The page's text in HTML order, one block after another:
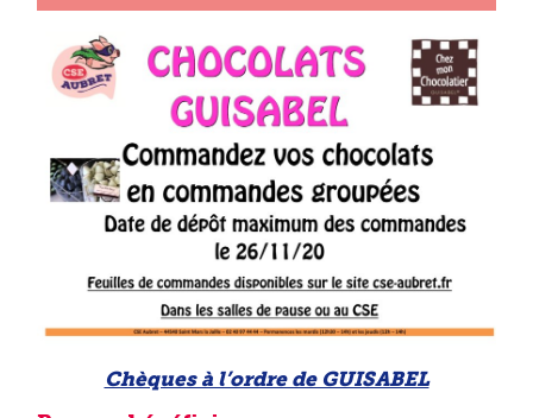
Chèques à l’ordre de GUISABEL